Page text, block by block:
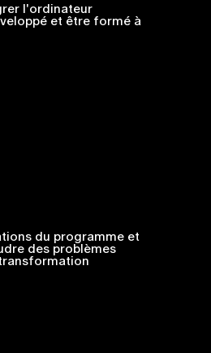
l'ordinateur
et être formé à
du programme et
des problèmes